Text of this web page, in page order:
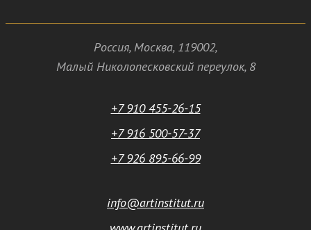
Россия, Москва, 119002,
Малый Николопесковский переулок,8
+7 910 455-26-15
+7 916 500-57-37
+7 926 895-66-99
info@artinstitut.ru